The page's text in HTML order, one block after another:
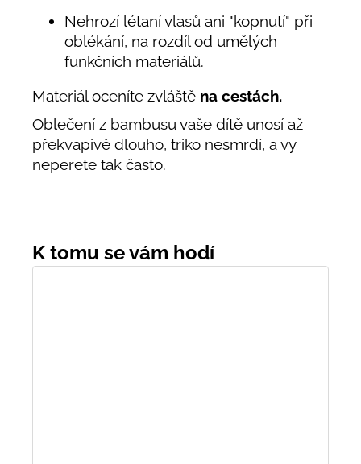
Nehrozí létaní vlasů ani "kopnutí" při
oblékání, na rozdíl od umělých
funkčních materiálů.
Materiál oceníte zvláště na cestách.
Oblečení z bambusu vaše dítě unosí až
překvapivě dlouho, triko nesmrdí, a vy
neperete tak často.